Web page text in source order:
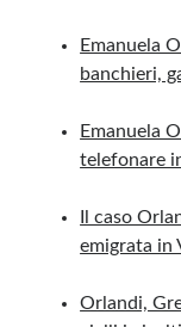
Emanuela
banchieri,
Emanuela
telefonare
Il caso
emigrata in
Orlandi,